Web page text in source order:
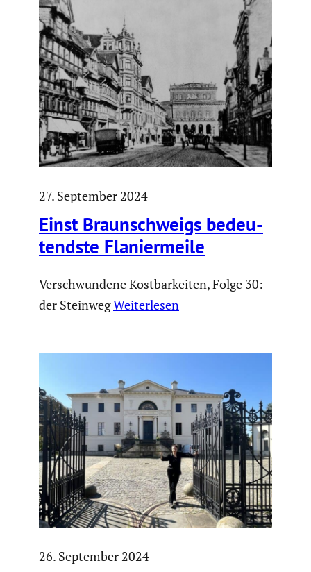
27. September 2024
Einst Braun­schweigs bedeu­
tendste Flanier­meile
Verschwundene Kostbarkeiten, Folge 30:
der SteinwegWeiterlesen
26. September 2024